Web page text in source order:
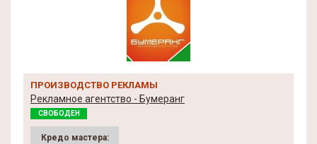
ПРОИЗВОДСТВО РЕКЛАМЫ
Рекламное агентство - Бумеранг
СВОБОДЕН
Кредо мастера: